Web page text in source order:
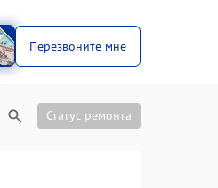
Перезвоните мне
Статус ремонта